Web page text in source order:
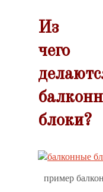
Из
чего
блоки?
пример